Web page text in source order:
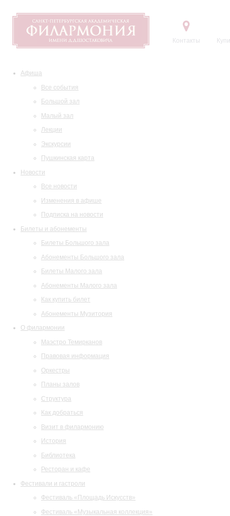
Контакты
Афиша
Все события
Большой зал
Малый зал
Лекции
Экскурсии
Пушкинская карта
Новости
Все новости
Изменения в афише
Подписка на новости
Билеты и абонементы
Билеты Большого зала
Абонементы Большого зала
Билеты Малого зала
Абонементы Малого зала
Как купить билет
Абонементы Музитория
О филармонии
Маэстро Темирканов
Правовая информация
Оркестры
Планы залов
Структура
Как добраться
Визит в филармонию
История
Библиотека
Ресторан и кафе
Фестивали и гастроли
Фестиваль «Площадь Искусств»
Фестиваль «Музыкальная коллекция»